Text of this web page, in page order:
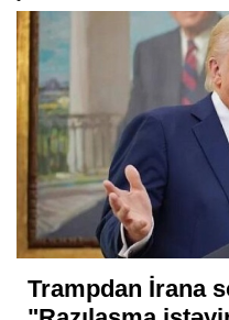
Trampdan İrana